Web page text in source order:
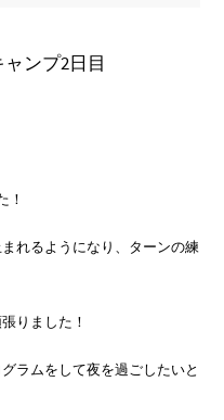
ンプ2日目
！
れるようになり、ターンの練
りました！
ラムをして夜を過ごしたいと